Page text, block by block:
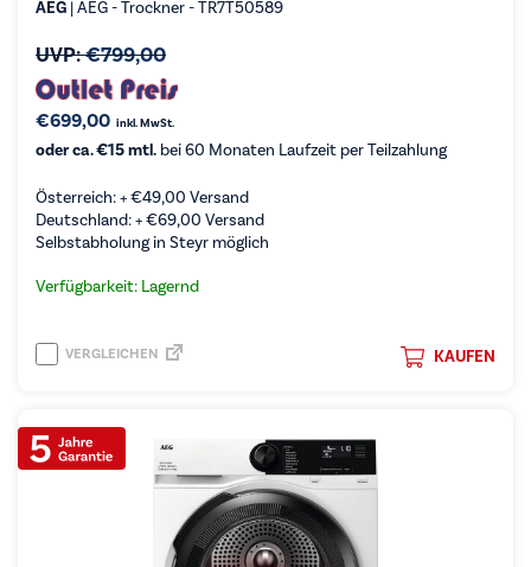
AEG | AEG - Trockner - TR7T50589
UVP:€799,00
€699,00 inkl. MwSt.
oder ca. €15 mtl. bei 60 Monaten Laufzeit per Teilzahlung
Österreich: +€49,00 Versand
Deutschland: +€69,00 Versand
Selbstabholung in Steyr möglich
Verfügbarkeit: Lagernd
KAUFEN
VERGLEICHEN